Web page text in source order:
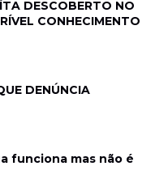
DESCOBERTO NO
CONHECIMENTO
DENÚNCIA
funciona mas não é